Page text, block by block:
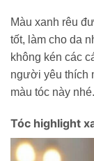
Màu xanh rêu
tốt, làm cho da
không kén các
người yêu thích
màu tóc này nhé.
Tóc highlight